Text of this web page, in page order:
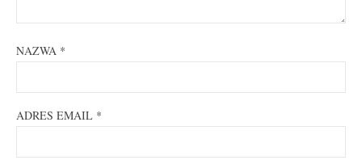
NAZWA *
ADRES EMAIL *